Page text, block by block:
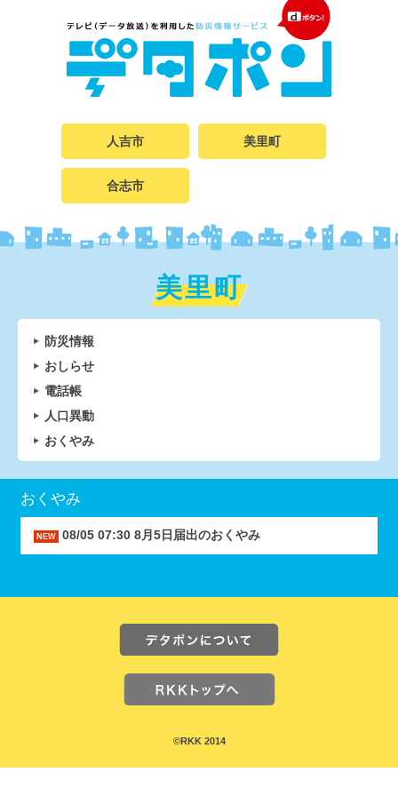
人吉市 美里町
合志市
美里町
防災情報
おしらせ
電話帳
人口異動
おくやみ
おくやみ
08/05 07:30 8月5日届出のおくやみ
©RKK 2014